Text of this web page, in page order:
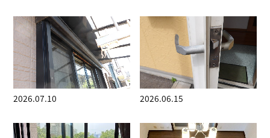
2026.07.10 2026.06.15